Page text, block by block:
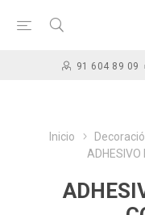
91 604 89 09
Inicio
ADHESIVO